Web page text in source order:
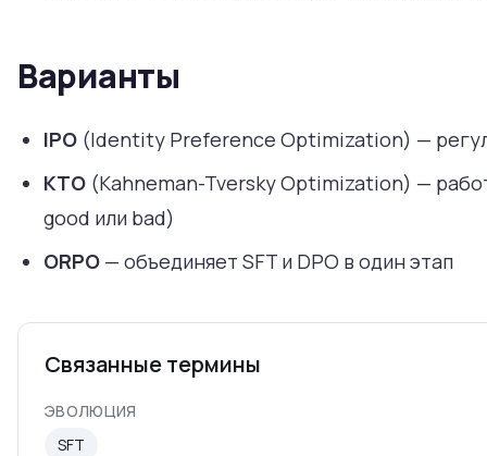
Варианты
IPO (Identity Preference Optimization) —
KTO (Kahneman-Tversky Optimization) —
good или bad)
ORPO — объединяет SFT и DPO в один этап
Связанные термины
ЭВОЛЮЦИЯ
SFT